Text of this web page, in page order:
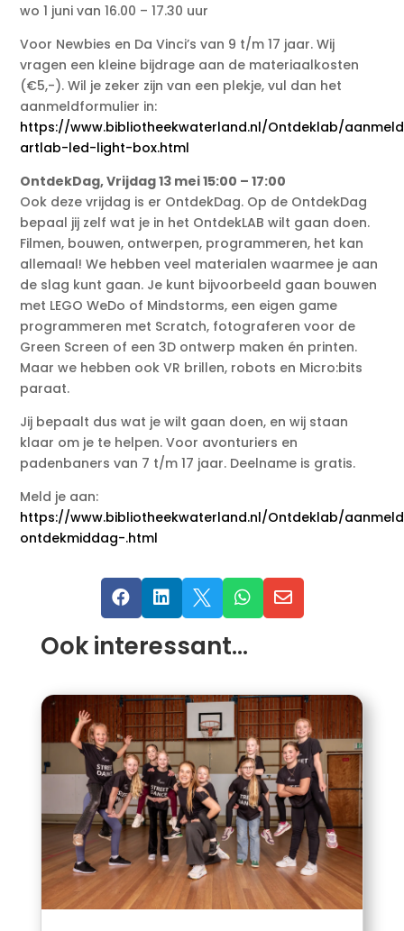
wo 1 juni van 16.00 – 17.30 uur
Voor Newbies en Da Vinci’s van 9 t/m 17 jaar. Wij
vragen een kleine bijdrage aan de materiaalkosten
(€5,-). Wil je zeker zijn van een plekje, vul dan het
aanmeldformulier in:
https://www.bibliotheekwaterland.nl/Ontdeklab/
artlab-led-light-box.html
OntdekDag, Vrijdag 13 mei 15:00 – 17:00
Ook deze vrijdag is er OntdekDag. Op de OntdekDag
bepaal jij zelf wat je in het OntdekLAB wilt gaan doen.
Filmen, bouwen, ontwerpen, programmeren, het kan
allemaal! We hebben veel materialen waarmee je aan
de slag kunt gaan. Je kunt bijvoorbeeld gaan bouwen
met LEGO WeDo of Mindstorms, een eigen game
programmeren met Scratch, fotograferen voor de
Green Screen of een 3D ontwerp maken én printen.
Maar we hebben ook VR brillen, robots en Micro:bits
paraat.
Jij bepaalt dus wat je wilt gaan doen, en wij staan
klaar om je te helpen. Voor avonturiers en
padenbaners van 7 t/m 17 jaar. Deelname is gratis.
Meld je aan:
https://www.bibliotheekwaterland.nl/Ontdeklab/
ontdekmiddag-.html
    
Ook interessant…